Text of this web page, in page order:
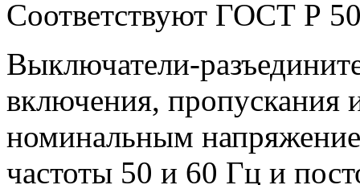
Соответствуют ГОСТ Р
Выключатели-
включения, пропускания
номинальным
частоты 50 и 60 Гц и